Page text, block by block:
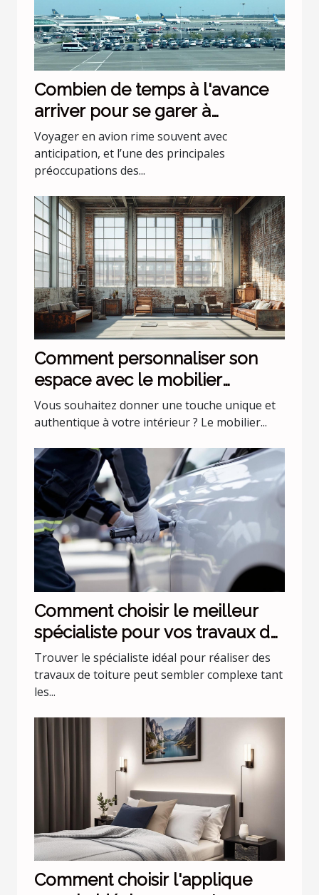
Combien de temps à l'avance
arriver pour se garer à
l'aéroport Lyon Saint Exupéry ?
Voyager en avion rime souvent avec
anticipation, et l’une des principales
préoccupations des...
Comment personnaliser son
espace avec le mobilier
industriel ?
Vous souhaitez donner une touche unique et
authentique à votre intérieur ? Le mobilier...
Comment choisir le meilleur
spécialiste pour vos travaux de
toiture ?
Trouver le spécialiste idéal pour réaliser des
travaux de toiture peut sembler complexe tant
les...
Comment choisir l'applique